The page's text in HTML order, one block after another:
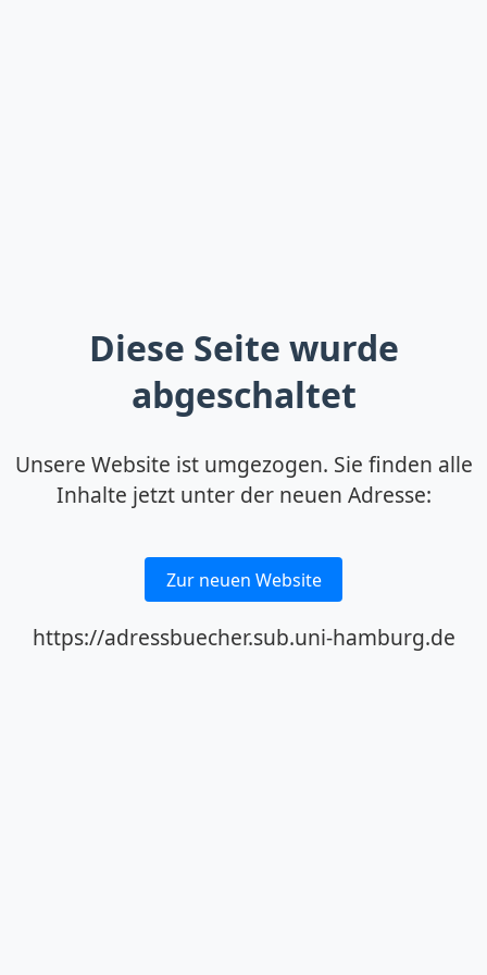
Diese Seite wurde
abgeschaltet
Unsere Website ist umgezogen. Sie finden alle
Inhalte jetzt unter der neuen Adresse:
Zur neuen Website
https://adressbuecher.sub.uni-hamburg.de